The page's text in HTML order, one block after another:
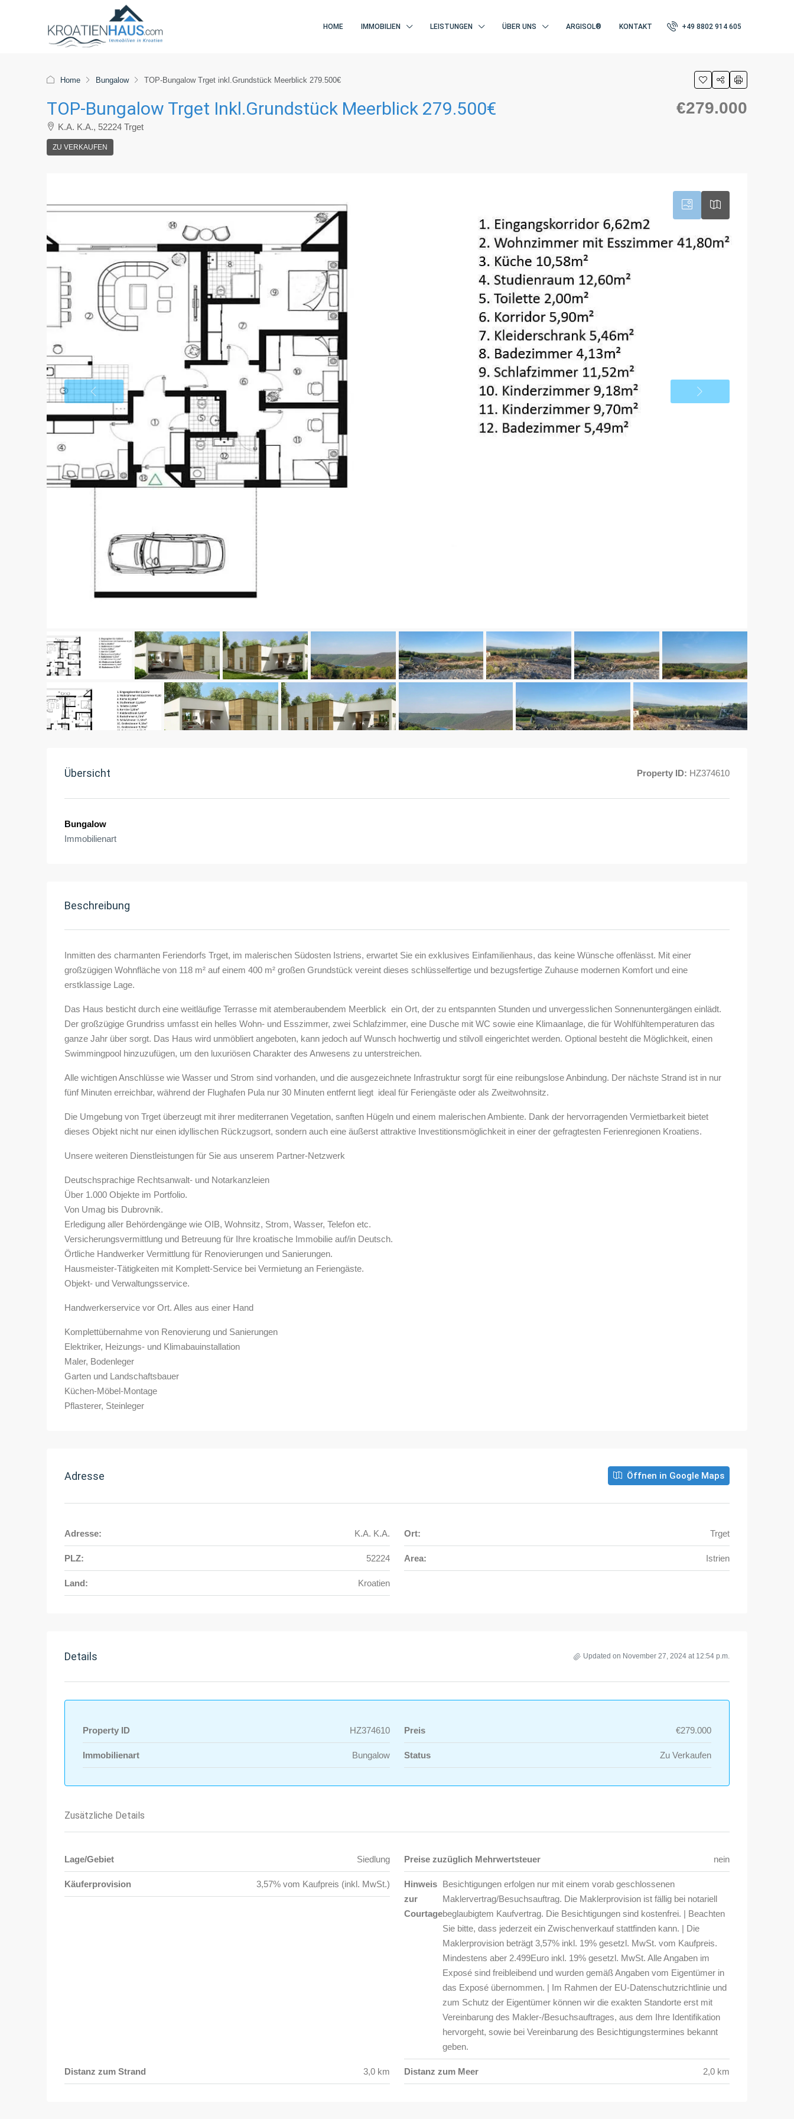
HOME IMMOBILIEN LEISTUNGEN ÜBER UNS ARGISOL® KONTAKT +49 8802 914 605
Home Bungalow TOP-Bungalow Trget inkl.Grundstück Meerblick 279.500€
TOP-Bungalow Trget Inkl.Grundstück Meerblick 279.500€
K.A. K.A., 52224 Trget
ZU VERKAUFEN
€279.000
Übersicht Property ID: HZ374610
Bungalow
Immobilienart
Beschreibung
Inmitten des charmanten Feriendorfs Trget, im malerischen Südosten Istriens, erwartet Sie ein exklusives Einfamilienhaus, das keine Wünsche offenlässt. Mit einer
großzügigen Wohnfläche von 118 m² auf einem 400 m² großen Grundstück vereint dieses schlüsselfertige und bezugsfertige Zuhause modernen Komfort und eine
erstklassige Lage.
Das Haus besticht durch eine weitläufige Terrasse mit atemberaubendem Meerblick  ein Ort, der zu entspannten Stunden und unvergesslichen Sonnenuntergängen einlädt.
Der großzügige Grundriss umfasst ein helles Wohn- und Esszimmer, zwei Schlafzimmer, eine Dusche mit WC sowie eine Klimaanlage, die für Wohlfühltemperaturen das
ganze Jahr über sorgt. Das Haus wird unmöbliert angeboten, kann jedoch auf Wunsch hochwertig und stilvoll eingerichtet werden. Optional besteht die Möglichkeit, einen
Swimmingpool hinzuzufügen, um den luxuriösen Charakter des Anwesens zu unterstreichen.
Alle wichtigen Anschlüsse wie Wasser und Strom sind vorhanden, und die ausgezeichnete Infrastruktur sorgt für eine reibungslose Anbindung. Der nächste Strand ist in nur
fünf Minuten erreichbar, während der Flughafen Pula nur 30 Minuten entfernt liegt  ideal für Feriengäste oder als Zweitwohnsitz.
Die Umgebung von Trget überzeugt mit ihrer mediterranen Vegetation, sanften Hügeln und einem malerischen Ambiente. Dank der hervorragenden Vermietbarkeit bietet
dieses Objekt nicht nur einen idyllischen Rückzugsort, sondern auch eine äußerst attraktive Investitionsmöglichkeit in einer der gefragtesten Ferienregionen Kroatiens.
Unsere weiteren Dienstleistungen für Sie aus unserem Partner-Netzwerk
Deutschsprachige Rechtsanwalt- und Notarkanzleien
Über 1.000 Objekte im Portfolio.
Von Umag bis Dubrovnik.
Erledigung aller Behördengänge wie OIB, Wohnsitz, Strom, Wasser, Telefon etc.
Versicherungsvermittlung und Betreuung für Ihre kroatische Immobilie auf/in Deutsch.
Örtliche Handwerker Vermittlung für Renovierungen und Sanierungen.
Hausmeister-Tätigkeiten mit Komplett-Service bei Vermietung an Feriengäste.
Objekt- und Verwaltungsservice.
Handwerkerservice vor Ort. Alles aus einer Hand
Komplettübernahme von Renovierung und Sanierungen
Elektriker, Heizungs- und Klimabauinstallation
Maler, Bodenleger
Garten und Landschaftsbauer
Küchen-Möbel-Montage
Pflasterer, Steinleger
Adresse Öffnen in Google Maps
Adresse: K.A. K.A. Ort: Trget
PLZ: 52224 Area: Istrien
Land: Kroatien
Details Updated on November 27, 2024 at 12:54 p.m.
Property ID HZ374610 Preis €279.000
Immobilienart Bungalow Status Zu Verkaufen
Zusätzliche Details
Lage/Gebiet Siedlung Preise zuzüglich Mehrwertsteuer nein
Käuferprovision 3,57% vom Kaufpreis (inkl. MwSt.)
Hinweis
zur
Courtage
Besichtigungen erfolgen nur mit einem vorab geschlossenen
Maklervertrag/Besuchsauftrag. Die Maklerprovision ist fällig bei notariell
beglaubigtem Kaufvertrag. Die Besichtigungen sind kostenfrei. | Beachten
Sie bitte, dass jederzeit ein Zwischenverkauf stattfinden kann. | Die
Maklerprovision beträgt 3,57% inkl. 19% gesetzl. MwSt. vom Kaufpreis.
Mindestens aber 2.499Euro inkl. 19% gesetzl. MwSt. Alle Angaben im
Exposé sind freibleibend und wurden gemäß Angaben vom Eigentümer in
das Exposé übernommen. | Im Rahmen der EU-Datenschutzrichtlinie und
zum Schutz der Eigentümer können wir die exakten Standorte erst mit
Vereinbarung des Makler-/Besuchsauftrages, aus dem Ihre Identifikation
hervorgeht, sowie bei Vereinbarung des Besichtigungstermines bekannt
geben.
Distanz zum Strand 3,0 km Distanz zum Meer 2,0 km